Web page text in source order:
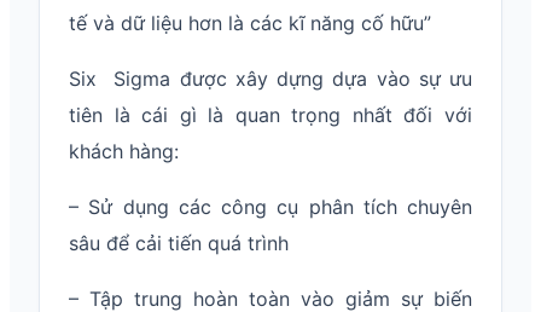
tế và dữ liệu hơn là các kĩ năng cố hữu”
Six Sigma được xây dựng dựa vào sự ưu
tiên là cái gì là quan trọng nhất đối với
khách hàng:
– Sử dụng các công cụ phân tích chuyên
sâu để cải tiến quá trình
– Tập trung hoàn toàn vào giảm sự biến